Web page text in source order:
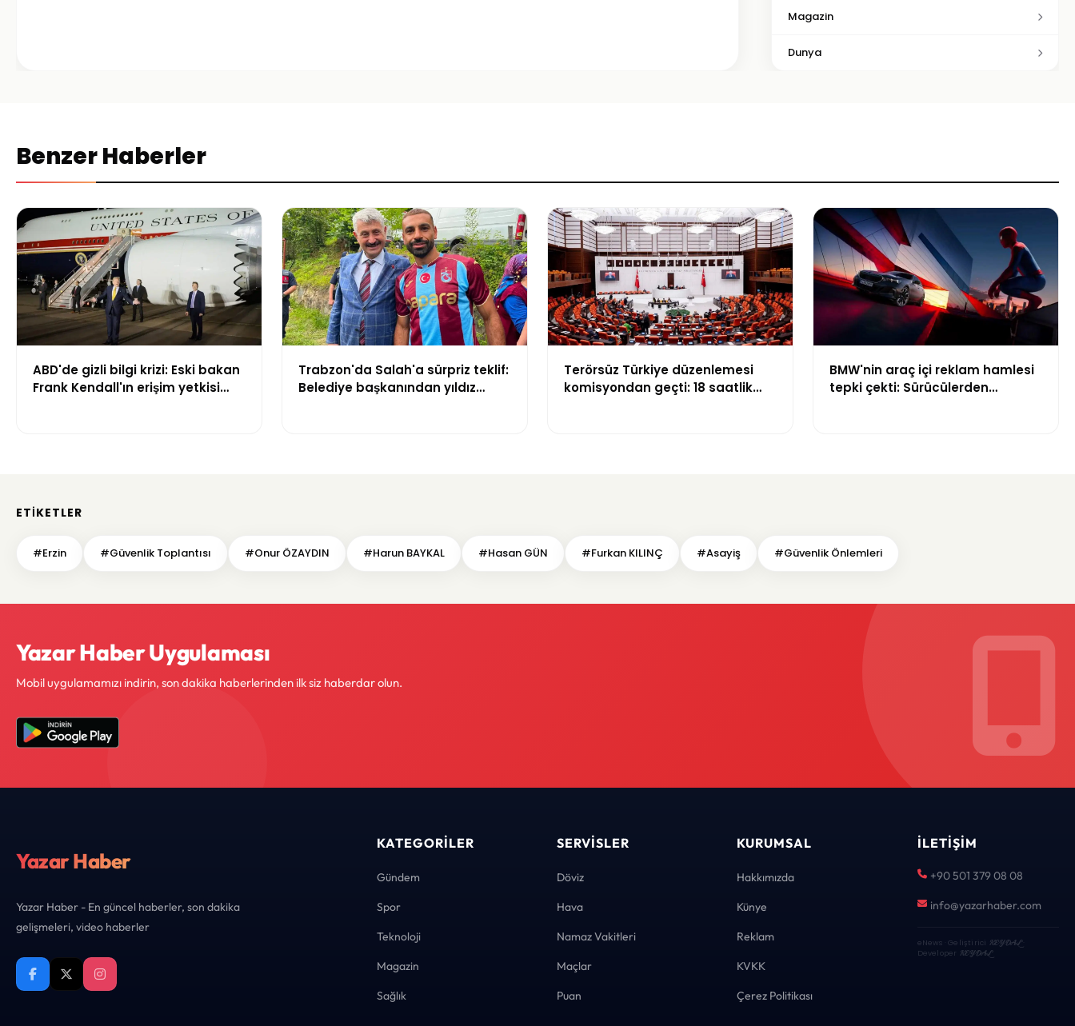
Magazin
Dunya
Benzer Haberler
ABD'de gizli bilgi krizi: Eski bakan
Frank Kendall'ın erişim yetkisi
Trabzon'da Salah'a sürpriz teklif:
Belediye başkanından yıldız
Terörsüz Türkiye düzenlemesi
komisyondan geçti: 18 saatlik
BMW'nin araç içi reklam hamlesi
tepki çekti: Sürücülerden
ETIKETLER
#Erzin #Güvenlik Toplantısı #Onur ÖZAYDIN #Harun BAYKAL #Hasan GÜN #Furkan KILINÇ #Asayiş #Güvenlik Önlemleri
Yazar Haber Uygulaması
Mobil uygulamamızı indirin, son dakika haberlerinden ilk siz haberdar olun.
Yazar Haber
Yazar Haber - En güncel haberler, son dakika
gelişmeleri, video haberler
KATEGORILER
Gündem
Spor
Teknoloji
Magazin
Sağlık
SERVISLER
Döviz
Hava
Namaz Vakitleri
Maçlar
Puan
KURUMSAL
Hakkımızda
Künye
Reklam
KVKK
Çerez Politikası
İLETIŞIM
+90 501 379 08 08
info@yazarhaber.com
eNews · Geliştirici KEYDAL·
Developer KEYDAL